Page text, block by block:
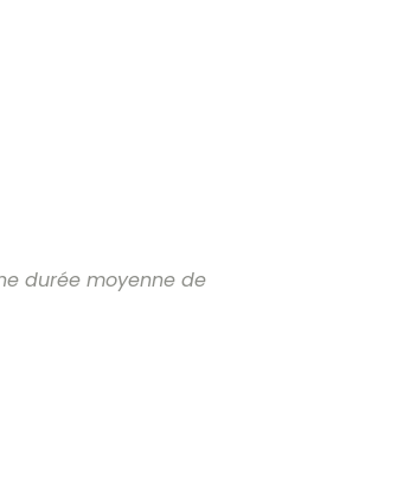
durée moyenne de